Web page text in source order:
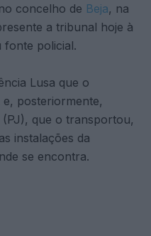
concelho de Beja, na
a tribunal hoje à
fonte policial.
Lusa que o
e, posteriormente,
que o transportou,
instalações da
se encontra.